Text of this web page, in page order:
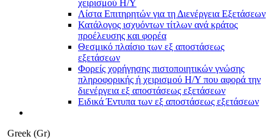
χειρισμού Η/Υ
Λίστα Επιτηρητών για τη Διενέργεια Εξετάσεων
Κατάλογος ισχυόντων τίτλων ανά κράτος
προέλευσης και φορέα
Θεσμικό πλαίσιο των εξ αποστάσεως
εξετάσεων
Φορείς χορήγησης πιστοποιητικών γνώσης
πληροφορικής ή χειρισμού Η/Υ που αφορά την
διενέργεια εξ αποστάσεως εξετάσεων
Ειδικά Έντυπα των εξ αποστάσεως εξετάσεων
Greek (Gr)